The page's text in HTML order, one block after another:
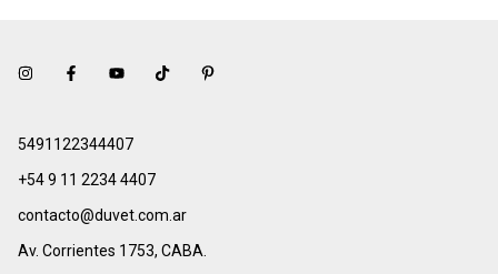
5491122344407
+54 9 11 2234 4407
contacto@duvet.com.ar
Av. Corrientes 1753, CABA.